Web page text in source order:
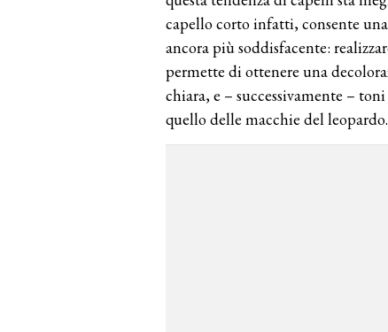
capello corto infatti, consente
ancora più soddisfacente:
permette di ottenere una
chiara, e – successivamente –
quello delle macchie del leopardo.